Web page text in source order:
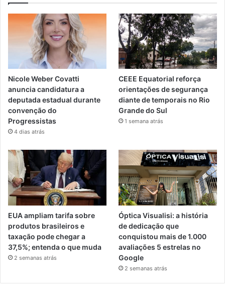
Nicole Weber Covatti
anuncia candidatura a
deputada estadual durante
convenção do
Progressistas
4 dias atrás
CEEE Equatorial reforça
orientações de segurança
diante de temporais no Rio
Grande do Sul
1 semana atrás
EUA ampliam tarifa sobre
produtos brasileiros e
taxação pode chegar a
37,5%; entenda o que muda
2 semanas atrás
Óptica Visualisi: a história
de dedicação que
conquistou mais de 1.000
avaliações 5 estrelas no
Google
2 semanas atrás